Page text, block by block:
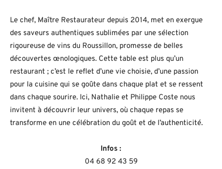
Le chef, Maître Restaurateur depuis 2014, met en exergue
des saveurs authentiques sublimées par une sélection
rigoureuse de vins du Roussillon, promesse de belles
découvertes œnologiques. Cette table est plus qu’un
restaurant ; c’est le reflet d’une vie choisie, d’une passion
pour la cuisine qui se goûte dans chaque plat et se ressent
dans chaque sourire. Ici, Nathalie et Philippe Coste nous
invitent à découvrir leur univers, où chaque repas se
transforme en une célébration du goût et de l’authenticité.
Infos :
04 68 92 43 59